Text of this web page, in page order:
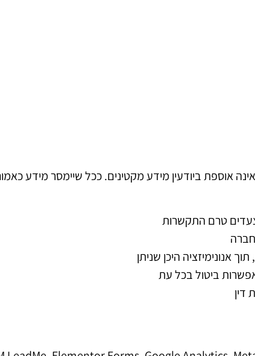
אוספת ביודעין מידע מקטינים. ככל שיימסר מידע
צעדים טרם התקשרות
אנונימיזציה היכן שניתן
ביטול בכל עת
דין